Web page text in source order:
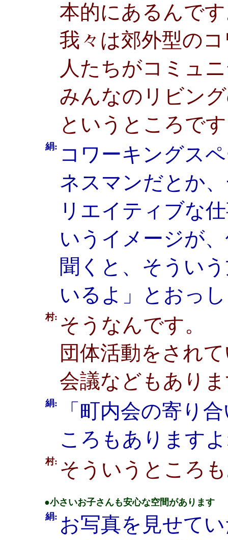
本的にあるんで
我々は郊外型の
人たちがコミュ
みんなのリビン
というところで
絹: コワーキングス
ネスマンだとか
リエイティブな
いうイメージが
聞くと、そうい
いるよ」とおっ
村: そうなんです。
団体活動をされ
会議などもあり
絹:
「町内会の寄り
ころもあります
村: そういうところ
●小さいお子さんも安心な空間があります
絹: お写真を見せて